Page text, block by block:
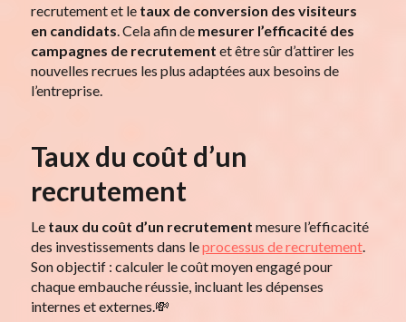
recrutement et le taux de conversion des visiteurs
en candidats . Cela afin de mesurer l’efficacité des
campagnes de recrutement et être sûr d’attirer les
nouvelles recrues les plus adaptées aux besoins de
l’entreprise.
Taux du coût d’un
recrutement
Le taux du coût d’un recrutement mesure l’efficacité
des investissements dans leprocessus de recrutement.
Son objectif : calculer le coût moyen engagé pour
chaque embauche réussie, incluant les dépenses
internes et externes.💸